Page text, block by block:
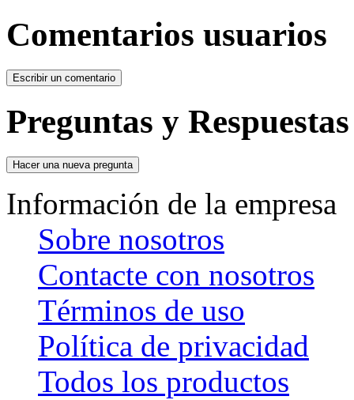
Comentarios usuarios
Preguntas y Respuestas
Información de la empresa
Sobre nosotros
Contacte con nosotros
Términos de uso
Política de privacidad
Todos los productos